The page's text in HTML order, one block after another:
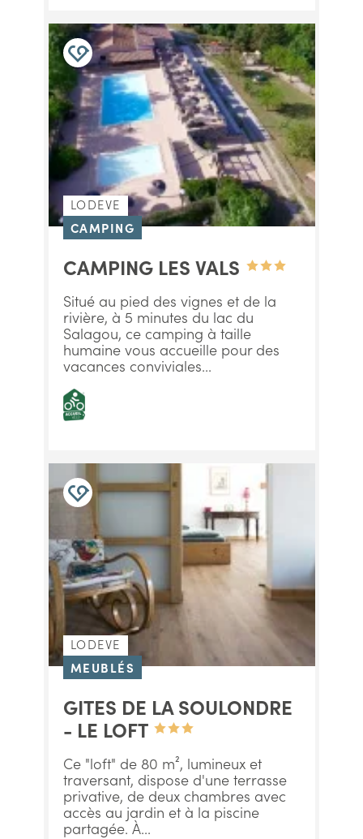
LODEVE
CAMPING
CAMPING LES VALS
Situé au pied des vignes et de la
rivière, à 5 minutes du lac du
Salagou, ce camping à taille
humaine vous accueille pour des
vacances conviviales...
LODEVE
MEUBLÉS
GITES DE LA SOULONDRE
- LE LOFT
Ce "loft" de 80 m², lumineux et
traversant, dispose d'une terrasse
privative, de deux chambres avec
accès au jardin et à la piscine
partagée. À...